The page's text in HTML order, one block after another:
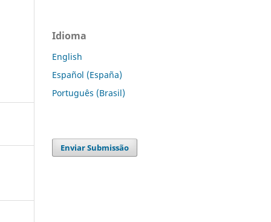
Idioma
English
Español (España)
Português (Brasil)
Enviar Submissão